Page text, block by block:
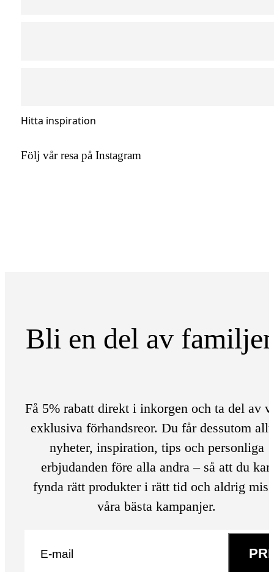
Hitta inspiration
Följ vår resa på Instagram
Bli en del av
Få 5% rabatt direkt i inkorgen och ta del av
exklusiva förhandsreor. Du får dessutom
nyheter, inspiration, tips och personliga
erbjudanden före alla andra – så att du kan
fynda rätt produkter i rätt tid och aldrig
våra bästa kampanjer.